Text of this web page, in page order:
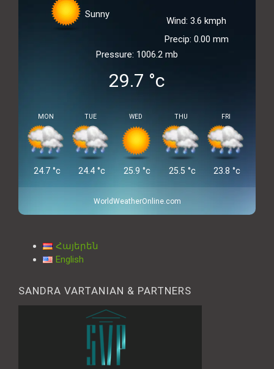
Sunny
Wind: 3.6 kmph
Precip: 0.00 mm
Pressure: 1006.2 mb
29.7 °c
MON
24.7°c
TUE
24.4 °c
WED
25.9 °c
THU
25.5 °c
FRI
23.8 °c
WorldWeatherOnline.com
Հայերեն
English
SANDRA VARTANIAN & PARTNERS